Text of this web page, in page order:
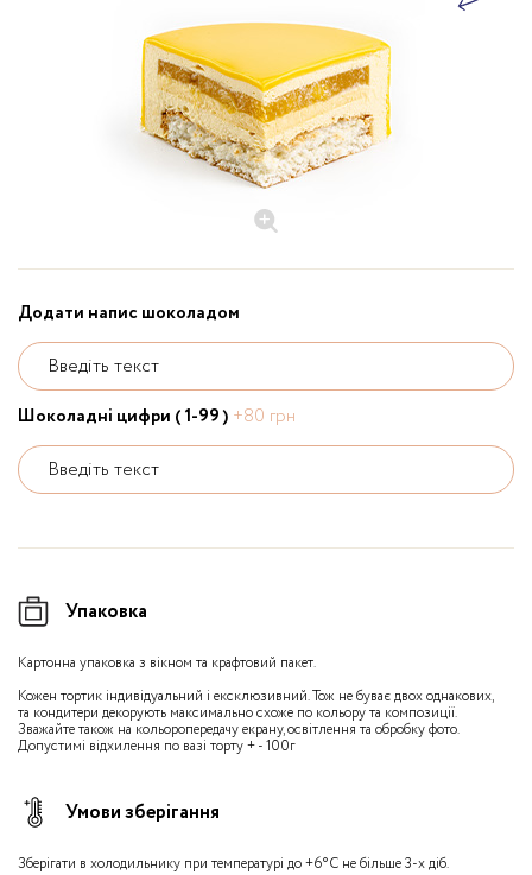
Додати напис шоколадом
Введіть текст
Шоколадні цифри ( 1-99 ) +80 грн
Введіть текст
Упаковка
Картонна упаковка з вікном та крафтовий пакет.
Кожен тортик індивідуальний і ексклюзивний. Тож не буває двох однакових,
та кондитери декорують максимально схоже по кольору та композиції.
Зважайте також на кольоропередачу екрану, освітлення та обробку фото.
Допустимі відхилення по вазі торту + - 100г
Умови зберігання
Зберігати в холодильнику при температурі до +6°С не більше 3-х діб.